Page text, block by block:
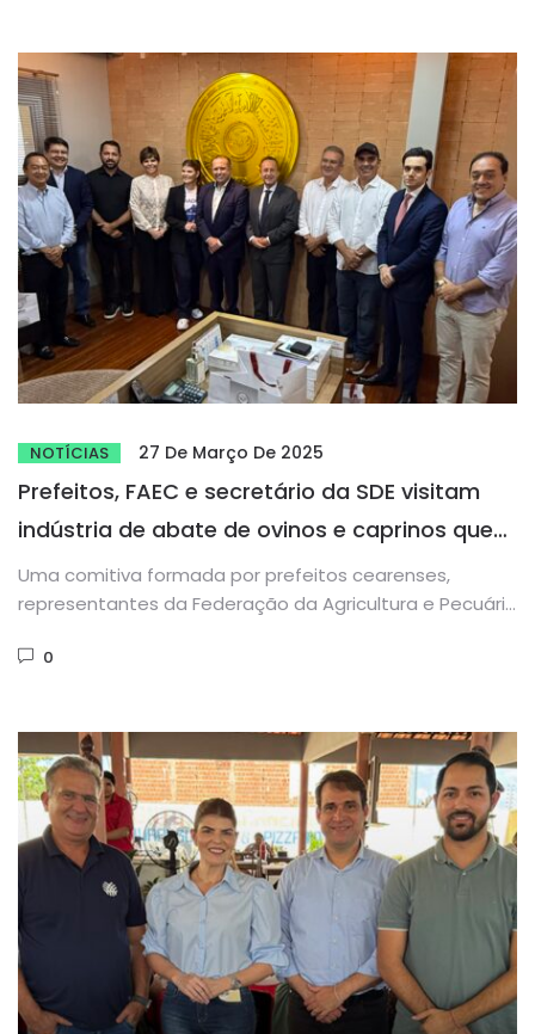
NOTÍCIAS 27 De Março De 2025
Prefeitos, FAEC e secretário da SDE visitam
indústria de abate de ovinos e caprinos que
deve ser implantada no Ceará
Uma comitiva formada por prefeitos cearenses,
representantes da Federação da Agricultura e Pecuária
0